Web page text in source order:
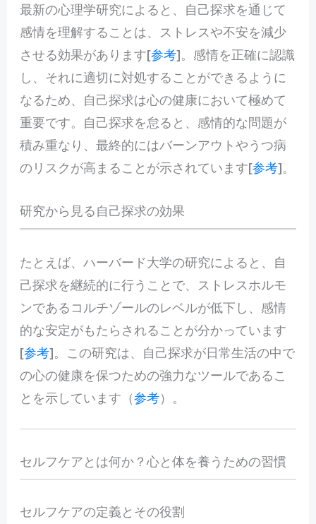
最新の心理学研究によると、自己探求を通じて
感情を理解することは、ストレスや不安を減少
させる効果があります[参考]。感情を正確に認識
し、それに適切に対処することができるように
なるため、自己探求は心の健康において極めて
重要です。自己探求を怠ると、感情的な問題が
積み重なり、最終的にはバーンアウトやうつ病
のリスクが高まることが示されています[参考]。
研究から見る自己探求の効果
たとえば、ハーバード大学の研究によると、自
己探求を継続的に行うことで、ストレスホルモ
ンであるコルチゾールのレベルが低下し、感情
的な安定がもたらされることが分かっています
[参考]。この研究は、自己探求が日常生活の中で
の心の健康を保つための強力なツールであるこ
とを示しています（参考）。
セルフケアとは何か？心と体を養うための習慣
セルフケアの定義とその役割